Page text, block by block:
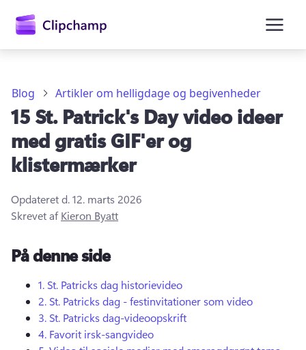
Log på
Blog Artikler om helligdage og begivenheder
15 St. Patrick's Day video ideer
med gratis GIF'er og
klistermærker
Opdateret d.12. marts 2026
Skrevet afKieron Byatt
På denne side
1.St. Patricks dag historievideo
2.St. Patricks dag - festinvitationer som video
3.St. Patricks dag-videoopskrift
4. Favorit irsk-sangvideo